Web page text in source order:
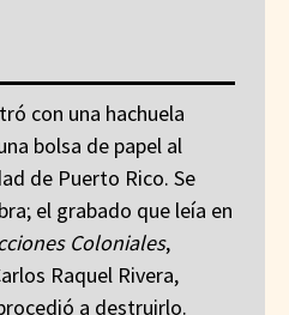
con una hachuela
bolsa de papel al
de Puerto Rico. Se
el grabado que leía en
Coloniales,
Raquel Rivera,
a destruirlo.